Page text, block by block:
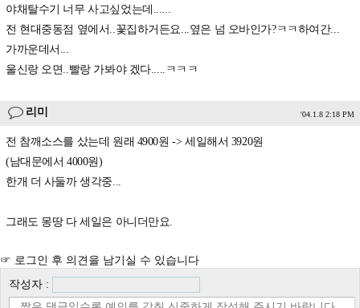
야채탈수기 너무 사고싶었는데......
전 현대중동점 옆에서..꽃집하거든요...옆은 넘 오바인가?ㅋㅋ하여간...
가까운데서...
울신랑 오면..빨랑 가봐야 겠다.....ㅋㅋㅋ
리미 '04.1.8 2:18 PM
전 참깨소스를 샀는데 원래 4900원 -> 세일해서 3920원
(남대문에서 4000원)
한개 더 사둘까 생각중...
그래도 몽땅 다 세일은 아니더만요.
☞ 로그인 후 의견을 남기실 수 있습니다
작성자 :